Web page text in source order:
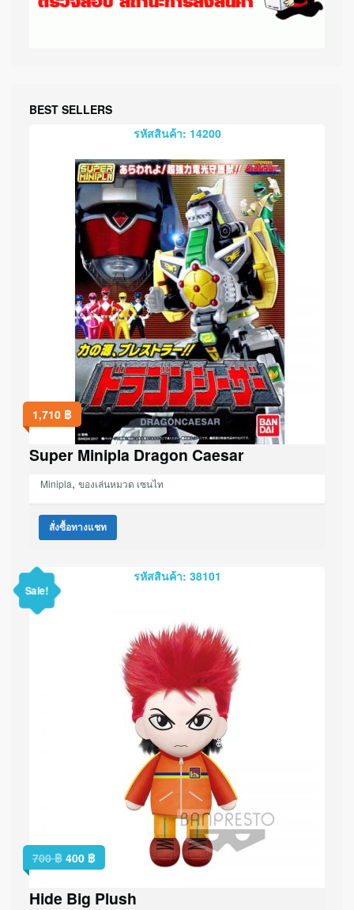
BEST SELLERS
รหัสสินค้า: 14200
1,710 ฿
Super Minipla Dragon Caesar
Minipla, ของเล่นหมวด เซนไท
สั่งซื้อทางแชท
รหัสสินค้า: 38101
Sale!
700฿ 400 ฿
Hide Big Plush